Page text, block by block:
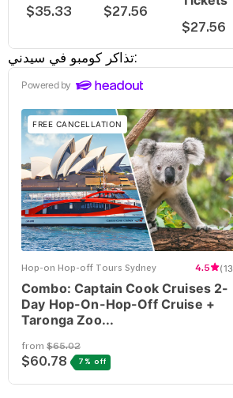
تذاكر كومبو في سيدني: